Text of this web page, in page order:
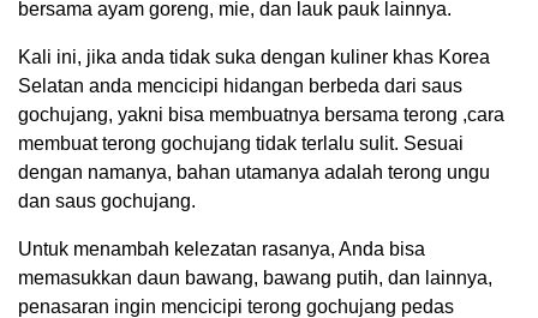
00:00
bersama ayam goreng, mie, dan lauk pauk lainnya.
Kali ini, jika anda tidak suka dengan kuliner khas Korea
Selatan anda mencicipi hidangan berbeda dari saus
gochujang, yakni bisa membuatnya bersama terong ,cara
membuat terong gochujang tidak terlalu sulit. Sesuai
dengan namanya, bahan utamanya adalah terong ungu
dan saus gochujang.
Untuk menambah kelezatan rasanya, Anda bisa
memasukkan daun bawang, bawang putih, dan lainnya,
penasaran ingin mencicipi terong gochujang pedas